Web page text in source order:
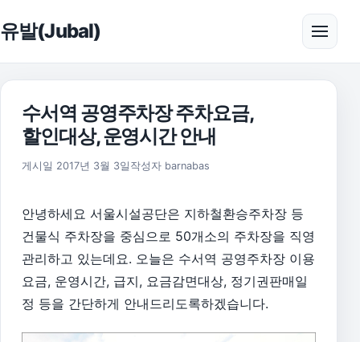
유발(Jubal) 메뉴
수서역 공영주차장 주차요금,
할인대상, 운영시간 안내
게시일 2017년 3월 3일 2017년 3월 3일
작성자 barnabas
안녕하세요 서울시설공단은 지하철환승주차장 등
건물식 주차장을 중심으로 50개소의 주차장을 직영
관리하고 있는데요. 오늘은 수서역 공영주차장 이용
요금, 운영시간, 급지, 요금감면대상, 정기권판매일
정 등을 간단하게 안내드리도록하겠습니다.